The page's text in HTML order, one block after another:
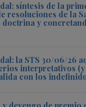
síntesis de la
resoluciones de la
y
la STS 30/06/26
interpretativos (y
con los